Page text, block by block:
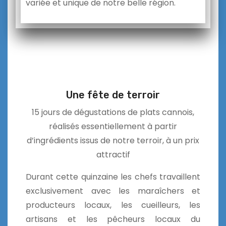
variée et unique de notre belle région.
Une fête de terroir
15 jours de dégustations de plats cannois,
réalisés essentiellement à partir
d’ingrédients issus de notre terroir, à un prix
attractif
Durant cette quinzaine les chefs travaillent
exclusivement avec les maraîchers et
producteurs locaux, les cueilleurs, les
artisans et les pêcheurs locaux du